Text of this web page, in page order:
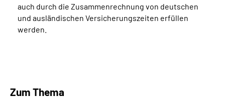
auch durch die Zusammenrechnung von deutschen
und ausländischen Versicherungszeiten erfüllen
werden.
Zum Thema